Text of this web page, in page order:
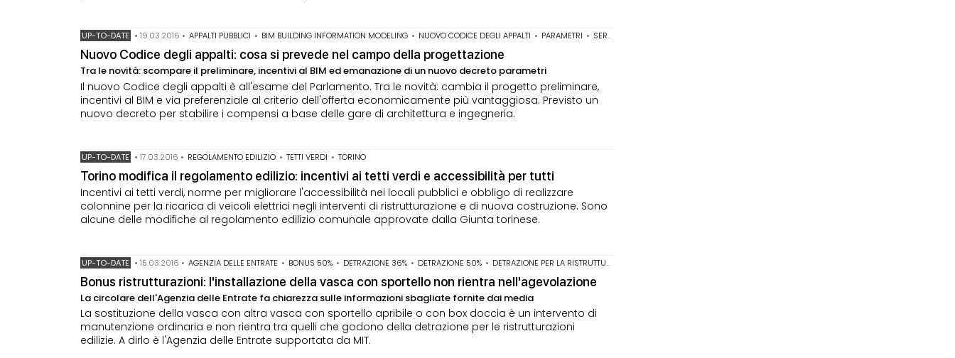
UP-TO-DATE •19.03.2016 • APPALTI PUBBLICI • BIM BUILDING INFORMATION MODELING • NUOVO CODICE DEGLI APPALTI • PARAMETRI • SERVIZI DI ARCHITETTURA E INGEGNERIA
Nuovo Codice degli appalti: cosa si prevede nel campo della progettazione
Tra le novità: scompare il preliminare, incentivi al BIM ed emanazione di un nuovo decreto parametri
Il nuovo Codice degli appalti è all'esame del Parlamento. Tra le novità: cambia il progetto preliminare,
incentivi al BIM e via preferenziale al criterio dell'offerta economicamente più vantaggiosa. Previsto un
nuovo decreto per stabilire i compensi a base delle gare di architettura e ingegneria.
UP-TO-DATE •17.03.2016 • REGOLAMENTO EDILIZIO • TETTI VERDI • TORINO
Torino modifica il regolamento edilizio: incentivi ai tetti verdi e accessibilità per tutti
Incentivi ai tetti verdi, norme per migliorare l'accessibilità nei locali pubblici e obbligo di realizzare
colonnine per la ricarica di veicoli elettrici negli interventi di ristrutturazione e di nuova costruzione. Sono
alcune delle modifiche al regolamento edilizio comunale approvate dalla Giunta torinese.
UP-TO-DATE •15.03.2016 • AGENZIA DELLE ENTRATE • BONUS 50% • DETRAZIONE 36% • DETRAZIONE 50% • DETRAZIONE PER LA RISTRUTTURAZIONE EDILIZIA
Bonus ristrutturazioni: l'installazione della vasca con sportello non rientra nell'agevolazione
La circolare dell'Agenzia delle Entrate fa chiarezza sulle informazioni sbagliate fornite dai media
La sostituzione della vasca con altra vasca con sportello apribile o con box doccia è un intervento di
manutenzione ordinaria e non rientra tra quelli che godono della detrazione per le ristrutturazioni
edilizie. A dirlo è l'Agenzia delle Entrate supportata da MIT.